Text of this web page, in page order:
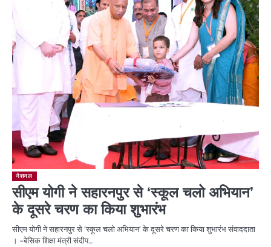
नेशनल
सीएम योगी ने सहारनपुर से ‘स्कूल चलो अभियान’
के दूसरे चरण का किया शुभारंभ
सीएम योगी ने सहारनपुर से ‘स्कूल चलो अभियान’ के दूसरे चरण का किया शुभारंभ संवाददाता
। -बेसिक शिक्षा मंत्री संदीप…